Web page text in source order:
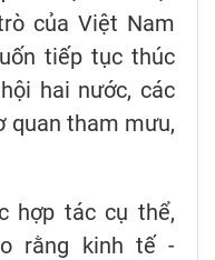
của Việt Nam
tiếp tục thúc
hai nước, các
quan tham mưu,
hợp tác cụ thể,
rằng kinh tế -